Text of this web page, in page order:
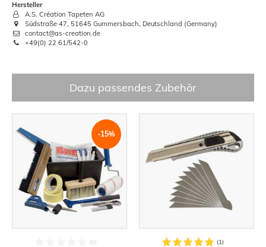
Hersteller
A.S. Création Tapeten AG
Südstraße 47, 51645 Gummersbach, Deutschland (Germany)
contact@as-creation.de
+49(0) 22 61/542-0
Dazu passendes Zubehör
-15%